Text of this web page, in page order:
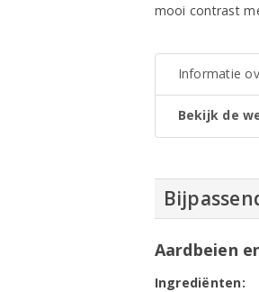
mooi contrast
Informatie
Bekijk de
Aardbeien
Ingrediënten: